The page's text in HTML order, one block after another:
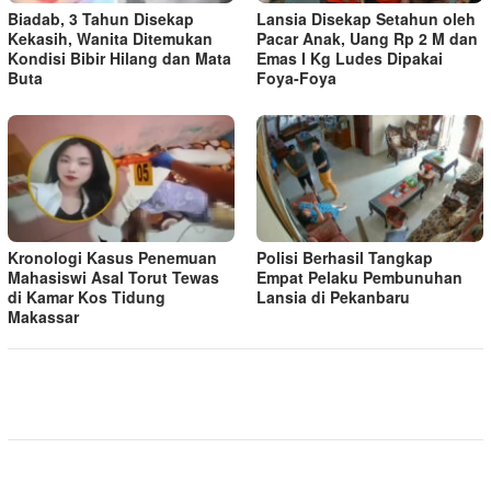
Biadab, 3 Tahun Disekap
Kekasih, Wanita Ditemukan
Kondisi Bibir Hilang dan Mata
Buta
Lansia Disekap Setahun oleh
Pacar Anak, Uang Rp 2 M dan
Emas I Kg Ludes Dipakai
Foya-Foya
Kronologi Kasus Penemuan
Mahasiswi Asal Torut Tewas
di Kamar Kos Tidung
Makassar
Polisi Berhasil Tangkap
Empat Pelaku Pembunuhan
Lansia di Pekanbaru